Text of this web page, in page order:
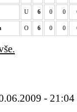
U 6 0 0
O 6 0 0
- 21:04